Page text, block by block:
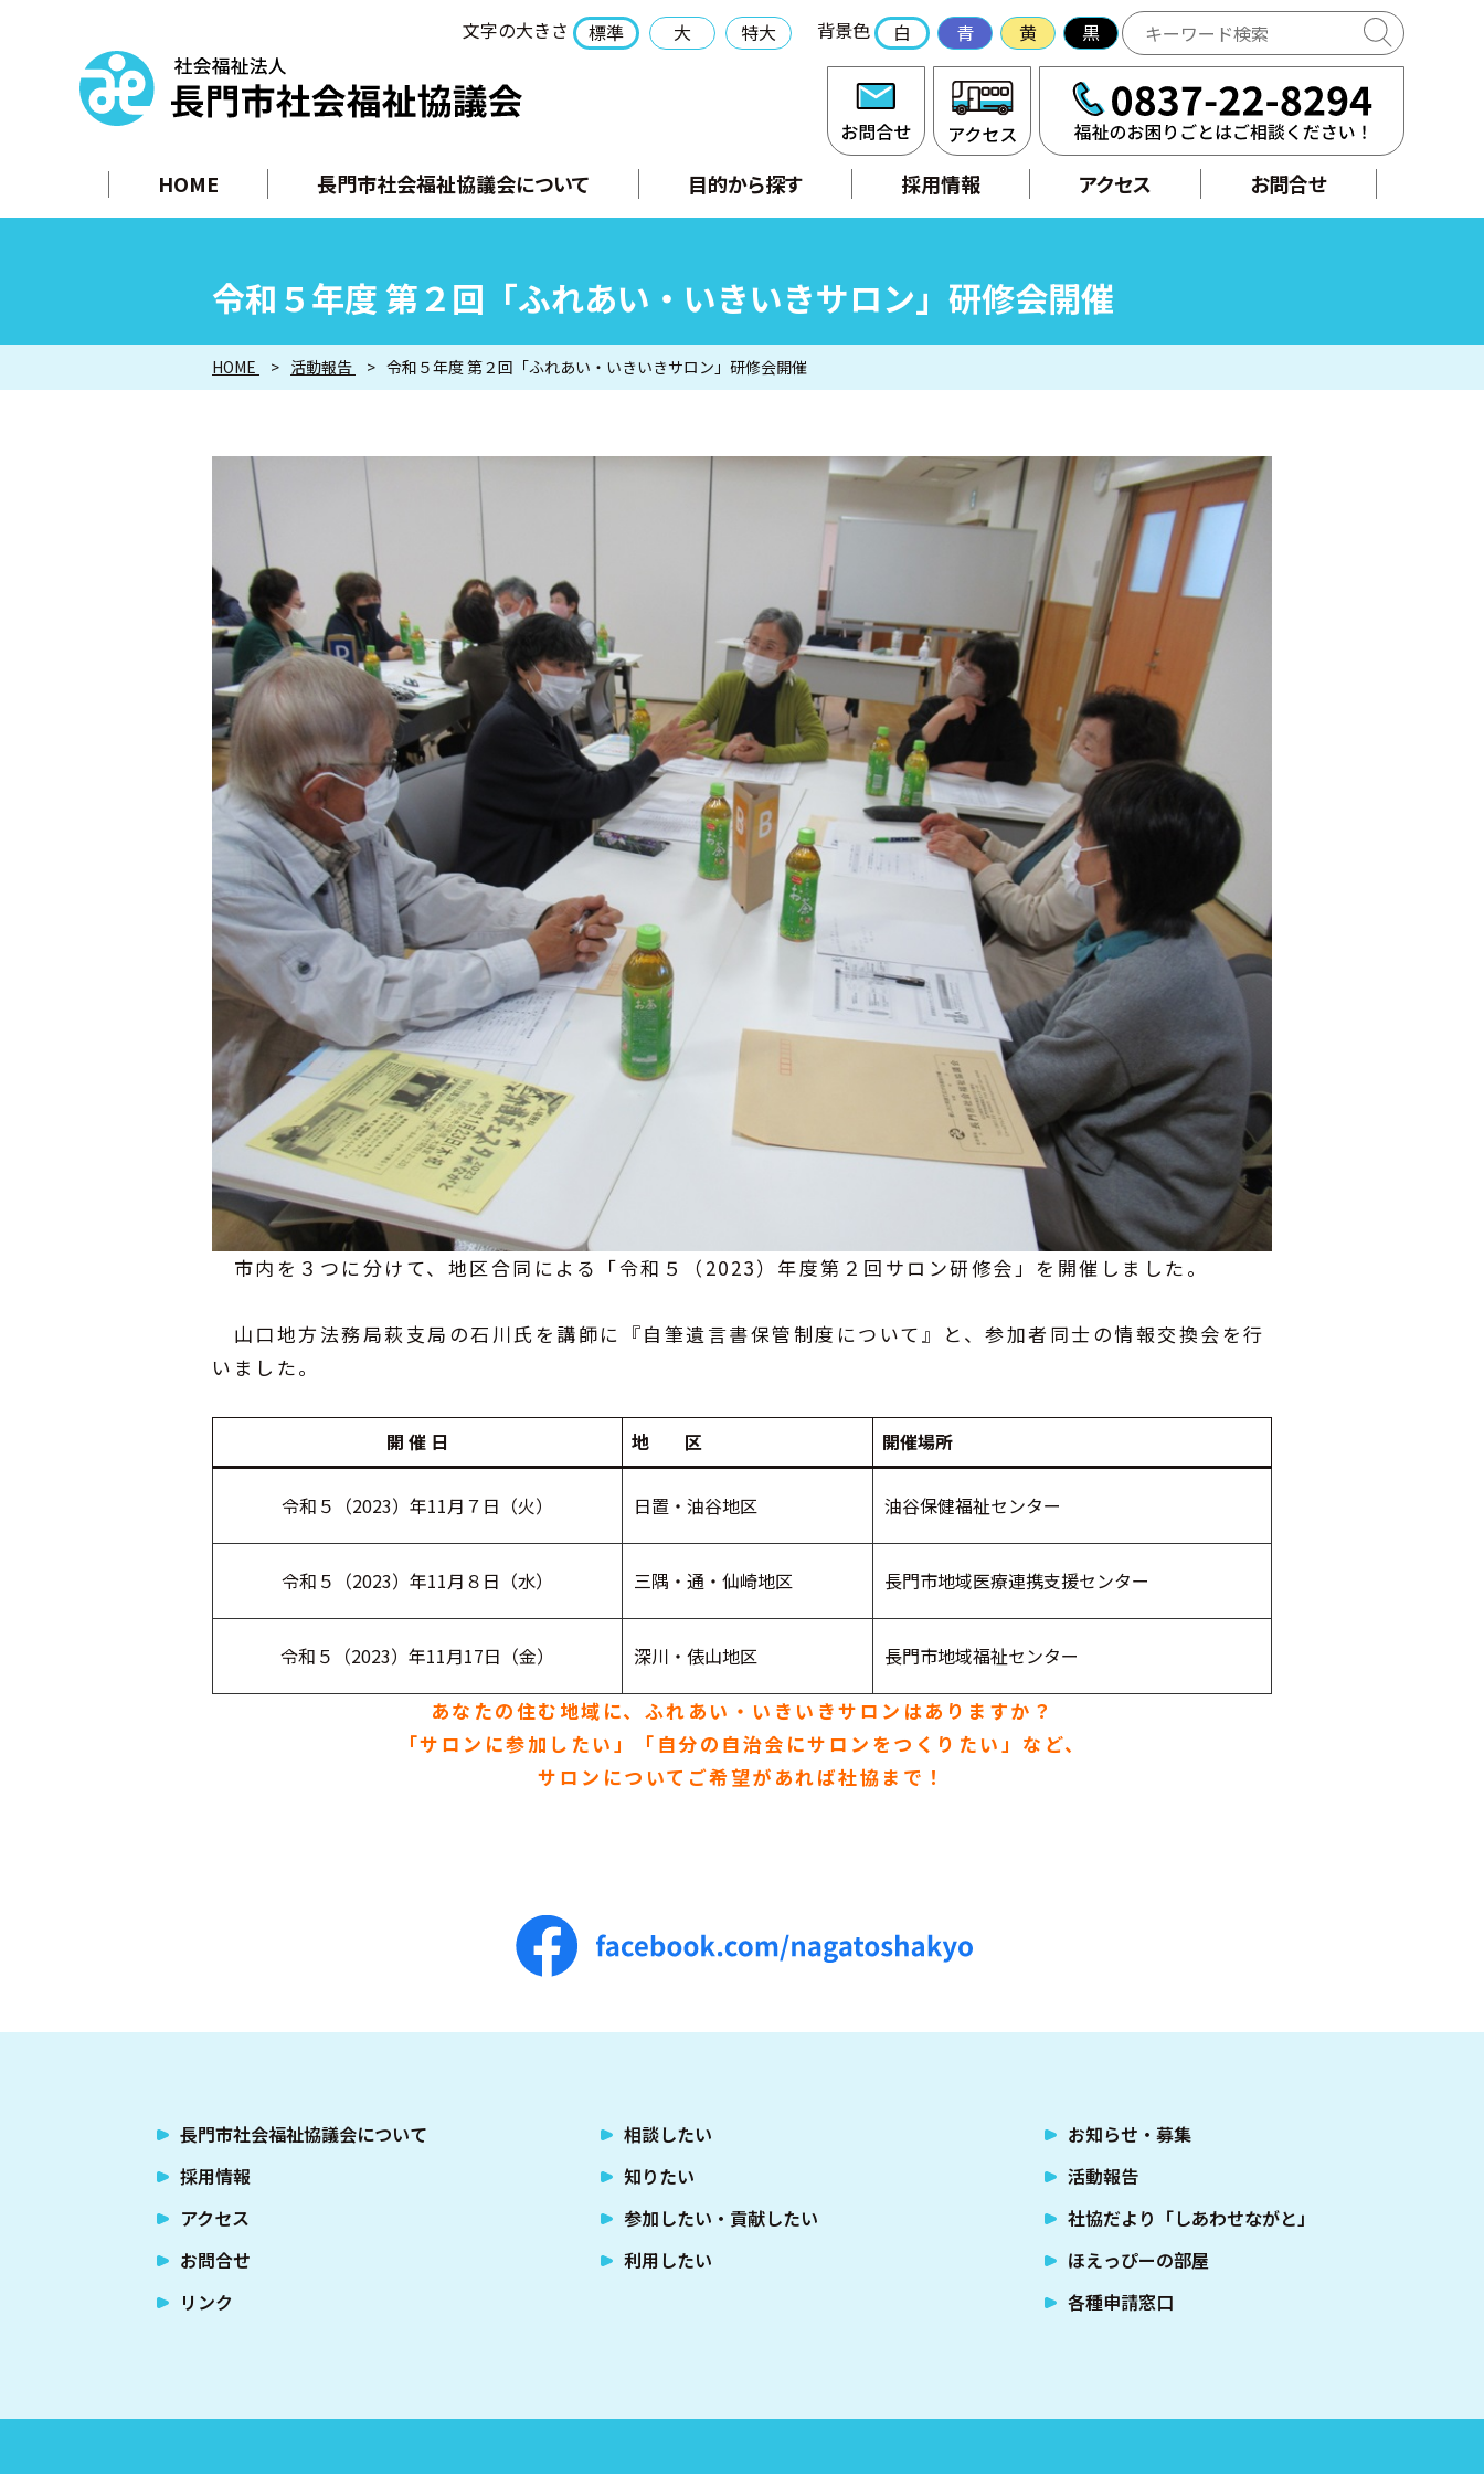
社会福祉法人 長門市社会福祉協議会
文字の大きさ 標準 大 特大 背景色 白 青 黄 黒
お問合せ アクセス
HOME 長門市社会福祉協議会について 目的から探す 採用情報 アクセス お問合せ
令和５年度 第２回「ふれあい・いきいきサロン」研修会開催
HOME 活動報告 令和５年度 第２回「ふれあい・いきいきサロン」研修会開催
市内を３つに分けて、地区合同による「令和５（2023）年度第２回サロン研修会」を開催しました。
山口地方法務局萩支局の石川氏を講師に『自筆遺言書保管制度について』と、参加者同士の情報交換会を行
いました。
開 催 日 地 区 開催場所
令和５（2023）年11月７日（火） 日置・油谷地区 油谷保健福祉センター
令和５（2023）年11月８日（水） 三隅・通・仙崎地区 長門市地域医療連携支援センター
令和５（2023）年11月17日（金） 深川・俵山地区 長門市地域福祉センター
あなたの住む地域に、ふれあい・いきいきサロンはありますか？
「サロンに参加したい」「自分の自治会にサロンをつくりたい」など、
サロンについてご希望があれば社協まで！
長門市社会福祉協議会について
採用情報
アクセス
お問合せ
リンク
相談したい
知りたい
参加したい・貢献したい
利用したい
お知らせ・募集
活動報告
社協だより「しあわせながと」
ほえっぴーの部屋
各種申請窓口